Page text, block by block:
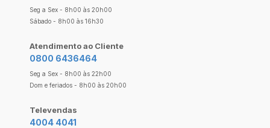
Seg a Sex - 8h00 às 20h00
Sábado - 8h00 às 16h30
Atendimento ao Cliente
0800 6436464
Seg a Sex - 8h00 às 22h00
Dom e feriados - 8h00 às 20h00
Televendas
4004 4041